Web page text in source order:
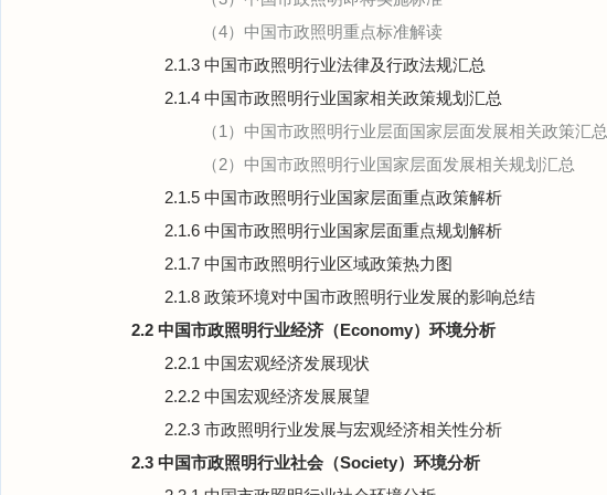
（4）中国市政照明重点标准解读
2.1.3 中国市政照明行业法律及行政法规汇总
2.1.4 中国市政照明行业国家相关政策规划汇总
（1）中国市政照明行业层面国家层面发展相关政策汇总
（2）中国市政照明行业国家层面发展相关规划汇总
2.1.5 中国市政照明行业国家层面重点政策解析
2.1.6 中国市政照明行业国家层面重点规划解析
2.1.7 中国市政照明行业区域政策热力图
2.1.8 政策环境对中国市政照明行业发展的影响总结
2.2 中国市政照明行业经济（Economy）环境分析
2.2.1 中国宏观经济发展现状
2.2.2 中国宏观经济发展展望
2.2.3 市政照明行业发展与宏观经济相关性分析
2.3 中国市政照明行业社会（Society）环境分析